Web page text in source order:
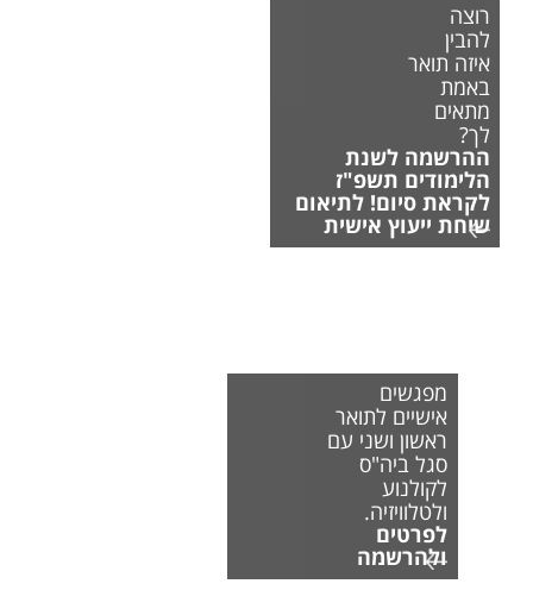
רוצה
להבין
איזה תואר
באמת
מתאים
לך?
ההרשמה לשנת
הלימודים תשפ"ז
לקראת סיום! לתיאום
שיחת ייעוץ אישית
מפגשים
אישיים לתואר
ראשון ושני עם
סגל ביה"ס
לקולנוע
ולטלוויזיה.
לפרטים
ולהרשמה